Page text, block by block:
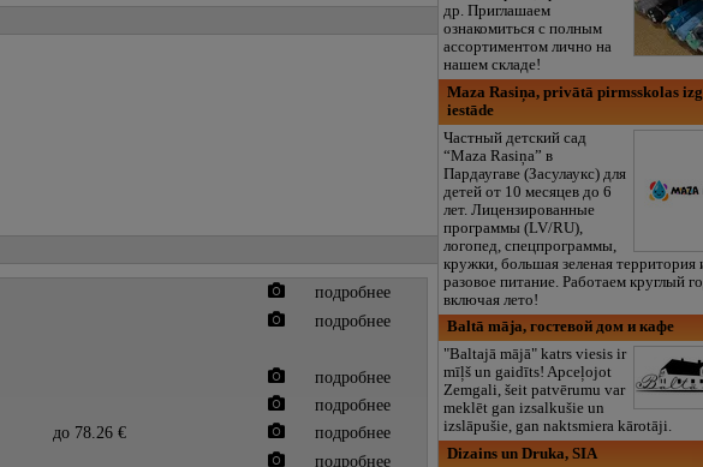
подробнее
подробнее
подробнее
подробнее
до 78.26 €
подробнее
подробнее
др. Приглашаем
ознакомиться с полным
ассортиментом лично на
нашем складе!
Maza Rasiņa, privātā pirmsskolas
iestāde
Частный детский сад
“Maza Rasiņa” в
Пардаугаве (Засулаукс) для
детей от 10 месяцев до 6
лет. Лицензированные
программы (LV/RU),
логопед, спецпрограммы,
кружки, большая зеленая территория
разовое питание. Работаем круглый
включая лето!
Baltā māja, гостевой дом и кафе
"Baltajā mājā" katrs viesis ir
mīļš un gaidīts! Apceļojot
Zemgali, šeit patvērumu var
meklēt gan izsalkušie un
izslāpušie, gan naktsmiera kārotāji.
Dizains un Druka, SIA